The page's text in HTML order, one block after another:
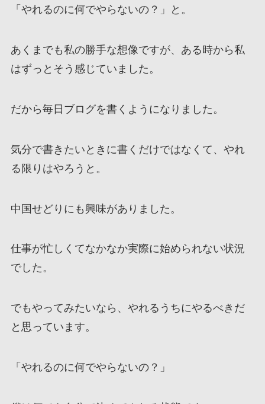
「やれるのに何でやらないの？」と。
あくまでも私の勝手な想像ですが、ある時から私
はずっとそう感じていました。
だから毎日ブログを書くようになりました。
気分で書きたいときに書くだけではなくて、やれ
る限りはやろうと。
中国せどりにも興味がありました。
仕事が忙しくてなかなか実際に始められない状況
でした。
でもやってみたいなら、やれるうちにやるべきだ
と思っています。
「やれるのに何でやらないの？」